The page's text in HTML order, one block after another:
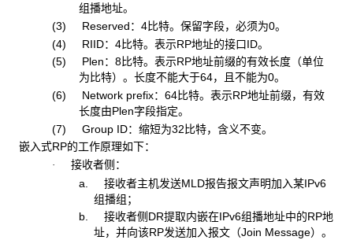
组播地址。
(3) Reserved：4比特。保留字段，必须为0。
(4) RIID：4比特。表示RP地址的接口ID。
(5) Plen：8比特。表示RP地址前缀的有效长度（单位
为比特）。长度不能大于64，且不能为0。
(6) Network prefix：64比特。表示RP地址前缀，有效
长度由Plen字段指定。
(7) Group ID：缩短为32比特，含义不变。
嵌入式RP的工作原理如下：
· 接收者侧：
a. 接收者主机发送MLD报告报文声明加入某IPv6
组播组；
b. 接收者侧DR提取内嵌在IPv6组播地址中的RP地
址，并向该RP发送加入报文（Join Message）。